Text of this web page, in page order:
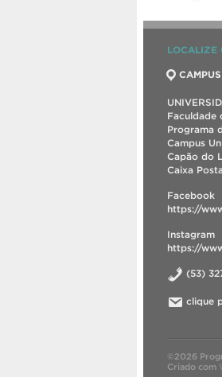
LOCALIZE
Faculdade
Programa
Campus
Capão do
Caixa
Facebook
https://
Instagram
https://
(53)
clique
©2026
Criado com